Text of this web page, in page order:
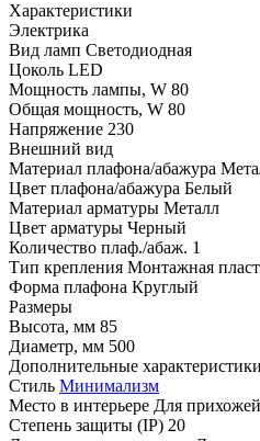
Характеристики
Электрика
Вид ламп Светодиодная
Цоколь LED
Мощность лампы, W 80
Общая мощность, W 80
Напряжение 230
Внешний вид
Материал плафона/абажура
Цвет плафона/абажура Белый
Материал арматуры Металл
Цвет арматуры Черный
Количество плаф./абаж. 1
Тип крепления Монтажная
Форма плафона Круглый
Размеры
Высота, мм 85
Диаметр, мм 500
Дополнительные характеристики
Стиль Минимализм
Место в интерьере Для прихожей
Степень защиты (IP) 20